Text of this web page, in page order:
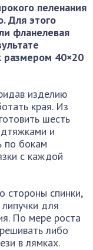
пеленания
Для этого
фланелевая
размером 40×20
изделию
края. Из
шесть
и
по бокам
с каждой
стороны спинки,
для
По мере роста
либо
в лямках.